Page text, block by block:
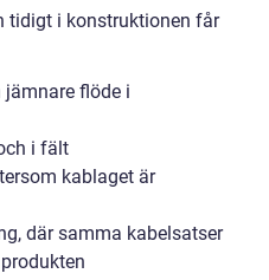
tidigt i konstruktionen får
flöde i
i fält
kablaget är
där samma kabelsatser